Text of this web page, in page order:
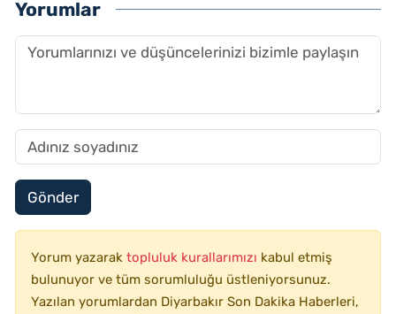
Yorumlar
Gönder
Yorum yazarak topluluk kurallarımızı kabul etmiş
bulunuyor ve tüm sorumluluğu üstleniyorsunuz.
Yazılan yorumlardan Diyarbakır Son Dakika Haberleri,